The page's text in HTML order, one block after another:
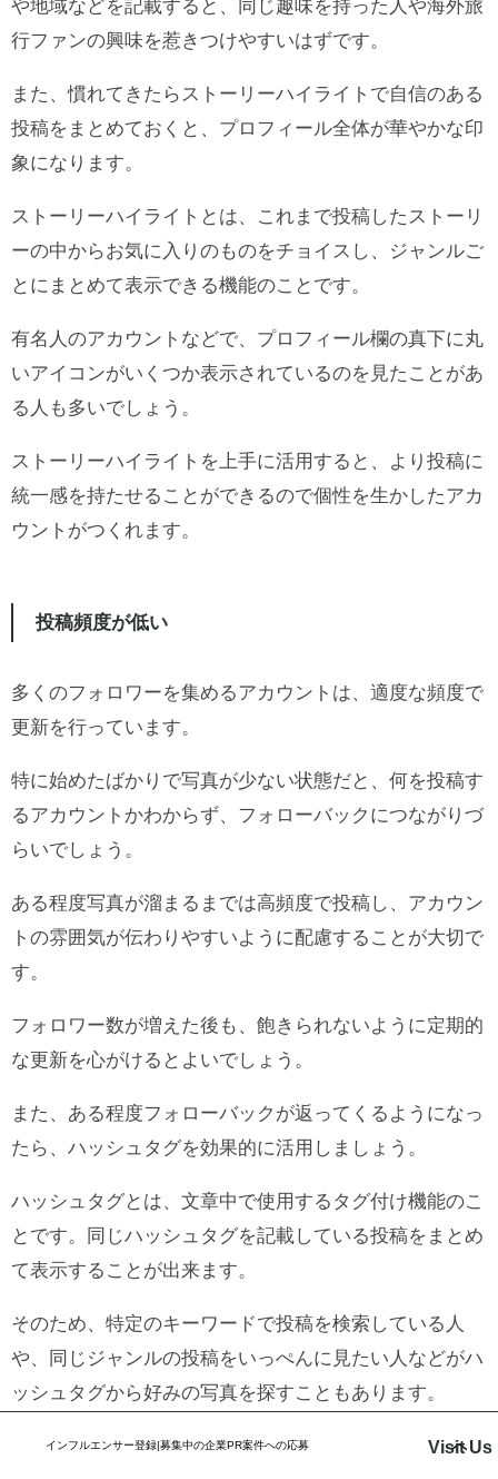
インフルエンサー登録|募集中の企業PR案件への応募 Visit Us
や地域などを記載すると、同じ趣味を持った人や海外旅
行ファンの興味を惹きつけやすいはずです。
また、慣れてきたらストーリーハイライトで自信のある
投稿をまとめておくと、プロフィール全体が華やかな印
象になります。
ストーリーハイライトとは、これまで投稿したストーリ
ーの中からお気に入りのものをチョイスし、ジャンルご
とにまとめて表示できる機能のことです。
有名人のアカウントなどで、プロフィール欄の真下に丸
いアイコンがいくつか表示されているのを見たことがあ
る人も多いでしょう。
ストーリーハイライトを上手に活用すると、より投稿に
統一感を持たせることができるので個性を生かしたアカ
ウントがつくれます。
投稿頻度が低い
多くのフォロワーを集めるアカウントは、適度な頻度で
更新を行っています。
特に始めたばかりで写真が少ない状態だと、何を投稿す
るアカウントかわからず、フォローバックにつながりづ
らいでしょう。
ある程度写真が溜まるまでは高頻度で投稿し、アカウン
トの雰囲気が伝わりやすいように配慮することが大切で
す。
フォロワー数が増えた後も、飽きられないように定期的
な更新を心がけるとよいでしょう。
また、ある程度フォローバックが返ってくるようになっ
たら、ハッシュタグを効果的に活用しましょう。
ハッシュタグとは、文章中で使用するタグ付け機能のこ
とです。同じハッシュタグを記載している投稿をまとめ
て表示することが出来ます。
そのため、特定のキーワードで投稿を検索している人
や、同じジャンルの投稿をいっぺんに見たい人などがハ
ッシュタグから好みの写真を探すこともあります。
人気のハッシュタグを記載して写真を投稿すれば、さま